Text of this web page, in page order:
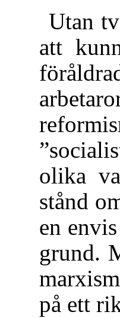
Utan
att
olika
stånd
en
grund.
på ett